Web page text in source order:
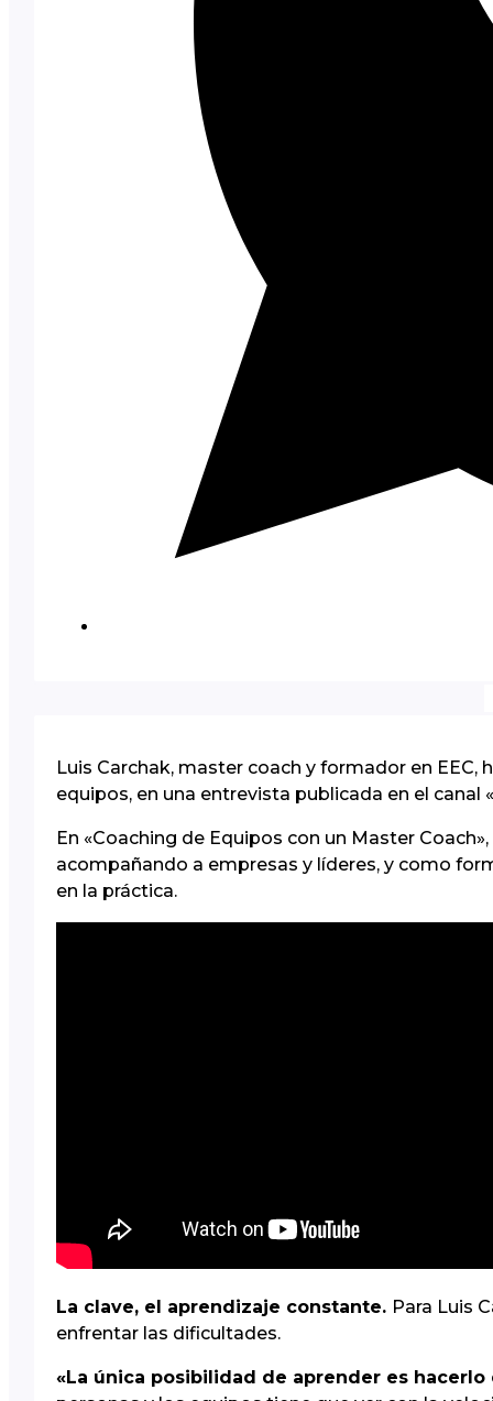
Luis Carchak, master coach y formador en
equipos, en una entrevista publicada en el canal
En «Coaching de Equipos con un Master
acompañando a empresas y líderes, y como
en la práctica.
La clave, el aprendizaje constante. Para Luis
enfrentar las dificultades.
«La única posibilidad de aprender es